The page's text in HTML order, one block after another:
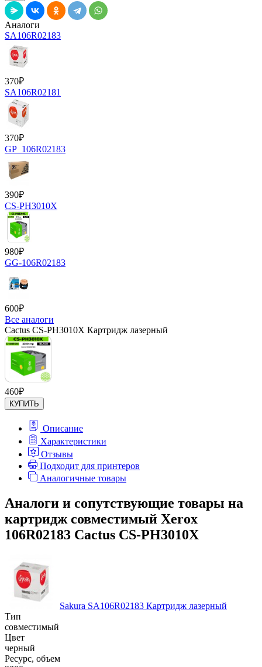
Аналоги
SA106R02183
370₽
SA106R02181
370₽
GP_106R02183
390₽
CS-PH3010X
980₽
GG-106R02183
600₽
Все аналоги
Cactus CS-PH3010X Картридж лазерный
460₽
КУПИТЬ
Описание
Характеристики
Отзывы
Подходит для принтеров
Аналогичные товары
Аналоги и сопутствующие товары на
картридж совместимый Xerox
106R02183 Cactus CS-PH3010X
Sakura SA106R02183 Картридж лазерный
Тип
совместимый
Цвет
черный
Ресурс, объем